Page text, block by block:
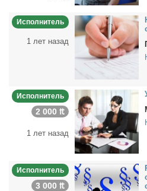
Исполнитель
1 лет назад
Исполнитель
2 000 ₶
1 лет назад
Исполнитель
3 000 ₶